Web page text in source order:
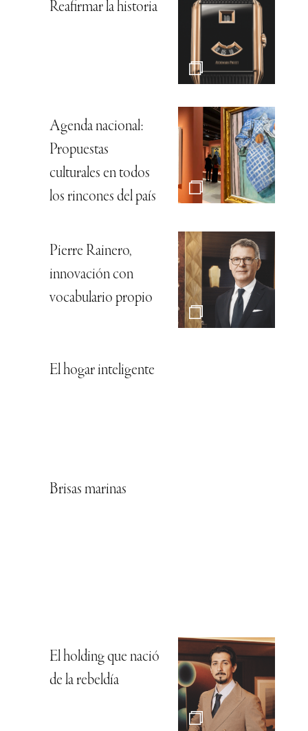
Reafirmar la historia
Agenda nacional:
Propuestas
culturales en todos
los rincones del país
Pierre Rainero,
innovación con
vocabulario propio
El hogar inteligente
Brisas marinas
El holding que nació
de la rebeldía